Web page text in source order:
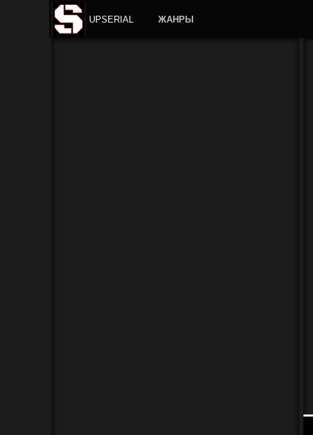
UPSERIAL ЖАНРЫ